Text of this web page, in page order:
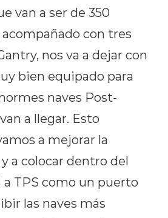
van a ser de 350
con tres
nos va a dejar con
bien equipado para
naves Post-
a llegar. Esto
a mejorar la
a colocar dentro del
TPS como un puerto
las naves más